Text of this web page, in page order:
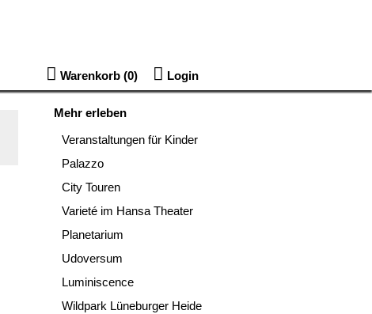
Warenkorb (0) Login
Mehr erleben
Veranstaltungen für Kinder
Palazzo
City Touren
Varieté im Hansa Theater
Planetarium
Udoversum
Luminiscence
Wildpark Lüneburger Heide